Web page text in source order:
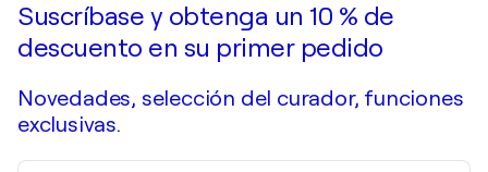
Suscríbase y obtenga un 10 % de
descuento en su primer pedido
Novedades, selección del curador, funciones
exclusivas.